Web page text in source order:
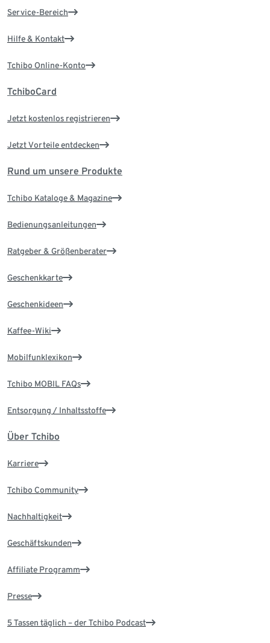
Service-Bereich
Hilfe & Kontakt
Tchibo Online-Konto
TchiboCard
Jetzt kostenlos registrieren
Jetzt Vorteile entdecken
Rund um unsere Produkte
Tchibo Kataloge & Magazine
Bedienungsanleitungen
Ratgeber & Größenberater
Geschenkkarte
Geschenkideen
Kaffee-Wiki
Mobilfunklexikon
Tchibo MOBIL FAQs
Entsorgung / Inhaltsstoffe
Über Tchibo
Karriere
Tchibo Community
Nachhaltigkeit
Geschäftskunden
Affiliate Programm
Presse
5 Tassen täglich – der Tchibo Podcast